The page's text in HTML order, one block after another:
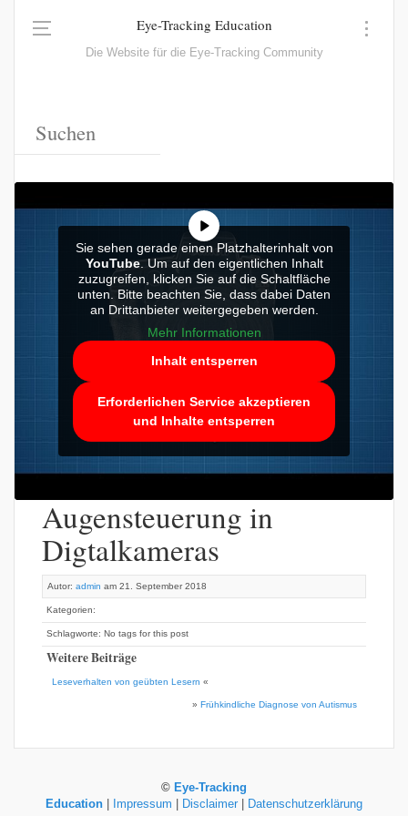
Eye-Tracking Education
Die Website für die Eye-Tracking Community
Sie sehen gerade einen Platzhalterinhalt von
YouTube. Um auf den eigentlichen Inhalt
zuzugreifen, klicken Sie auf die Schaltfläche
unten. Bitte beachten Sie, dass dabei Daten
an Drittanbieter weitergegeben werden.
Mehr Informationen
Inhalt entsperren
Erforderlichen Service akzeptieren
und Inhalte entsperren
Augensteuerung in
Digtalkameras
Autor: admin am 21. September 2018
Kategorien:
Schlagworte: No tags for this post
Weitere Beiträge
Leseverhalten von geübten Lesern «
» Frühkindliche Diagnose von Autismus
© Eye-Tracking
Education
Impressum Disclaimer Datenschutzerklärung